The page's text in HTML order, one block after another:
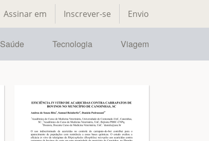
Assinar em Inscrever-se Envio
Saúde Tecnologia Viagem